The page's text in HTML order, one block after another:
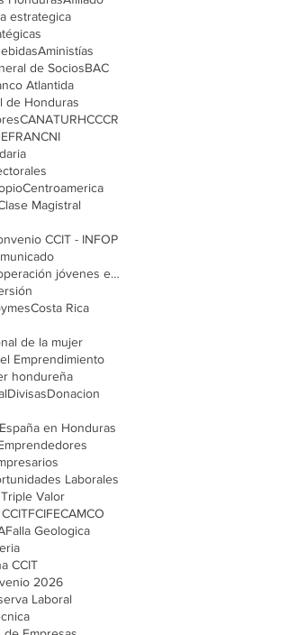
estrategica
Aministías
de SociosBAC
Atlantida
de Honduras
CANATURHCCCR
CNI
Centroamerica
Magistral
CCIT - INFOP
Convenio Cooperación jóvenes emprendedores
Costa Rica
de la mujer
Emprendimiento
hondureña
DivisasDonacion
en Honduras
Laborales
Valor
FCIFECAMCO
Falla Geologica
CCIT
2026
Laboral